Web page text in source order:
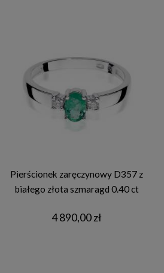
Pierścionek zaręczynowy D357 z
białego złota szmaragd 0.40 ct
4 890,00 zł